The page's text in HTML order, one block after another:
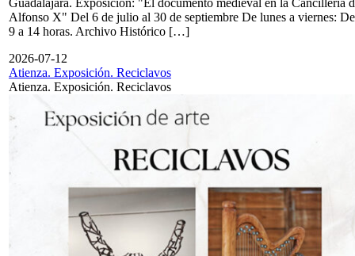
Alfonso X" Del 6 de julio al 30 de septiembre De lunes a viernes: De
9 a 14 horas. Archivo Histórico […]
2026-07-12
Atienza. Exposición. Reciclavos
Atienza. Exposición. Reciclavos